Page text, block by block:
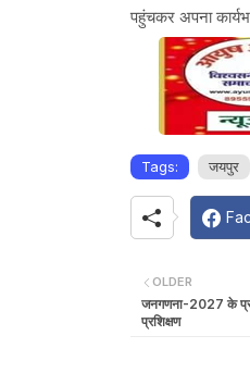
पहुंचकर अपना
Tags: जयपुर
OLDER
जनगणना-2027 के
प्रशिक्षण